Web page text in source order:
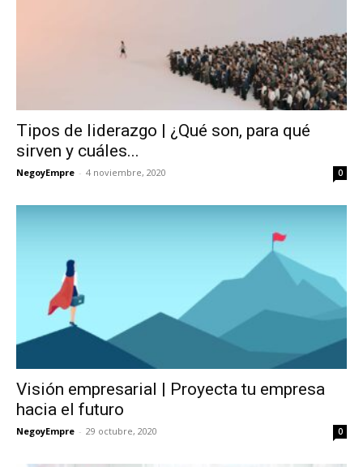
Tipos de liderazgo | ¿Qué son, para qué
sirven y cuáles...
NegoyEmpre - 4 noviembre, 2020 0
Visión empresarial | Proyecta tu empresa
hacia el futuro
NegoyEmpre - 29 octubre, 2020 0